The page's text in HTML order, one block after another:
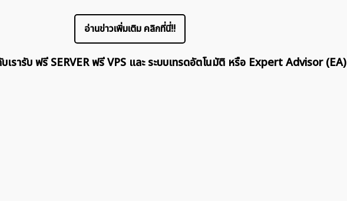
อ่านข่าวเพิ่มเติม คลิกที่นี่!!
เรารับ ฟรี SERVER ฟรี VPS และ ระบบเทรดอัตโนมัติ หรือ Expert Advisor (EA)